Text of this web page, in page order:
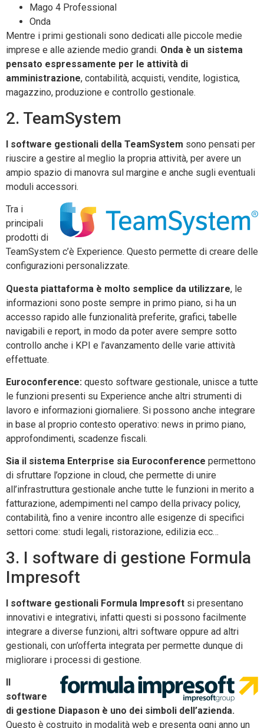
Mago 4 Professional
Onda
Mentre i primi gestionali sono dedicati alle piccole medie
imprese e alle aziende medio grandi. Onda è un sistema
pensato espressamente per le attività di
amministrazione, contabilità, acquisti, vendite, logistica,
magazzino, produzione e controllo gestionale.
2. TeamSystem
I software gestionali della TeamSystem sono pensati per
riuscire a gestire al meglio la propria attività, per avere un
ampio spazio di manovra sul margine e anche sugli eventuali
moduli accessori.
Tra i
principali
prodotti di
TeamSystem c’è Experience. Questo permette di creare delle
configurazioni personalizzate.
Questa piattaforma è molto semplice da utilizzare, le
informazioni sono poste sempre in primo piano, si ha un
accesso rapido alle funzionalità preferite, grafici, tabelle
navigabili e report, in modo da poter avere sempre sotto
controllo anche i KPI e l’avanzamento delle varie attività
effettuate.
Euroconference: questo software gestionale, unisce a tutte
le funzioni presenti su Experience anche altri strumenti di
lavoro e informazioni giornaliere. Si possono anche integrare
in base al proprio contesto operativo: news in primo piano,
approfondimenti, scadenze fiscali.
Sia il sistema Enterprise sia Euroconference permettono
di sfruttare l’opzione in cloud, che permette di unire
all’infrastruttura gestionale anche tutte le funzioni in merito a
fatturazione, adempimenti nel campo della privacy policy,
contabilità, fino a venire incontro alle esigenze di specifici
settori come: studi legali, ristorazione, edilizia ecc…
3. I software di gestione Formula
Impresoft
I software gestionali Formula Impresoft si presentano
innovativi e integrativi, infatti questi si possono facilmente
integrare a diverse funzioni, altri software oppure ad altri
gestionali, con un’offerta integrata per permette dunque di
migliorare i processi di gestione.
Il
software
di gestione Diapason è uno dei simboli dell’azienda.
Questo è costruito in modalità web e presenta ogni anno un